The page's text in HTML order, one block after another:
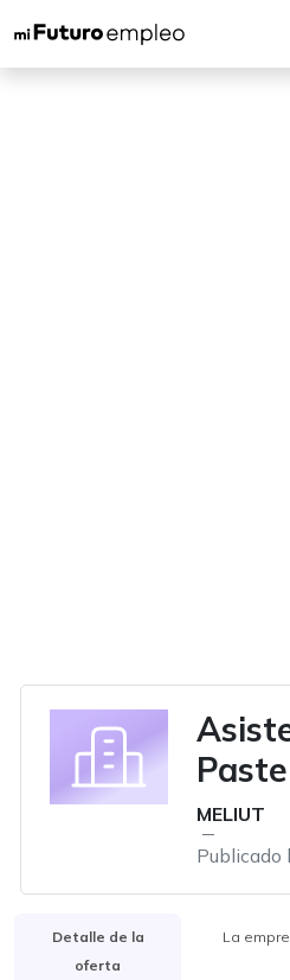
MELIUT
Publicado
Detalle de la
oferta
La